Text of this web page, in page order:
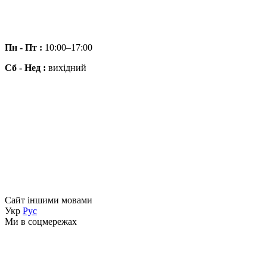
Пн - Пт : 10:00–17:00
Сб - Нед : вихідний
Сайт іншими мовами
Укр Рус
Ми в соцмережах